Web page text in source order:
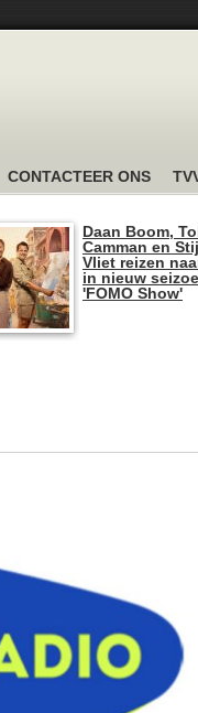
CONTACTEER ONS
Daan Boom,
Camman en
Vliet reizen
in nieuw
'FOMO Show'